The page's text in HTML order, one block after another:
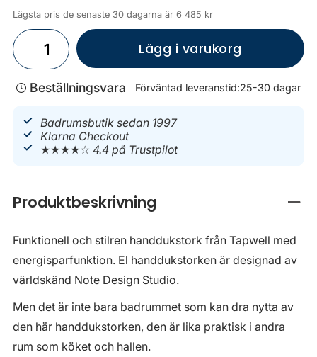
Lägsta pris de senaste 30 dagarna är 6 485 kr
Lägg i varukorg
Beställningsvara Förväntad leveranstid:25-30 dagar
Badrumsbutik sedan 1997
Klarna Checkout
★★★★☆4.4 på Trustpilot
Produktbeskrivning
Funktionell och stilren handdukstork från Tapwell med
energisparfunktion. El handdukstorken är designad av
världskänd Note Design Studio.
Men det är inte bara badrummet som kan dra nytta av
den här handdukstorken, den är lika praktisk i andra
rum som köket och hallen.